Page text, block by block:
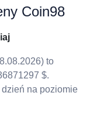
Coin98
to
$.
na poziomie